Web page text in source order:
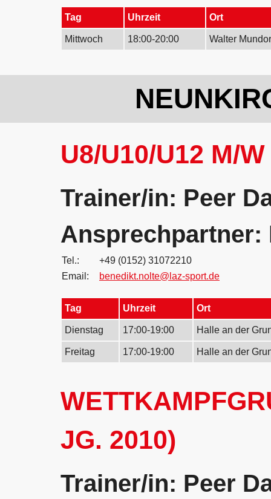
Tag Uhrzeit Ort
Mittwoch 18:00-20:00 Walter
U8/U10/U12 M/
Trainer/in: Peer
Ansprechpartner:
Tel.:
+49 (0152) 31072210
Email:
benedikt.nolte@laz-sport.de
Tag Uhrzeit Ort
Dienstag 17:00-19:00 Halle an der
Freitag 17:00-19:00 Halle an der
JG. 2010)
Trainer/in: Peer